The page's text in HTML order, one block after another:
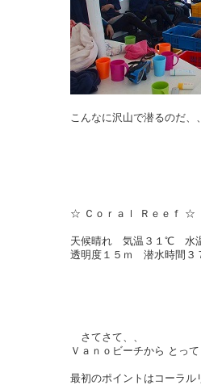
こんなに沢山で潜るのだ
☆ Ｃｏｒａｌ Ｒｅｅｆ ☆
天候晴れ 気温３１℃ 水
透明度１５ｍ 潜水時間３
さてさて、、
Ｖａｎｏビーチから とっ
最初のポイントはコーラル